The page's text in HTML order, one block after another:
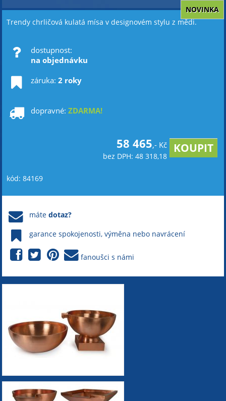
Trendy chrličová kulatá mísa v designovém stylu z mědi.
NOVINKA
dostupnost:
na objednávku
záruka: 2 roky
dopravné: ZDARMA!
58 465,- Kč
bez DPH: 48 318,18
kód: 84169
mátedotaz?
garance spokojenosti, výměna nebo navrácení
fanoušci s námi